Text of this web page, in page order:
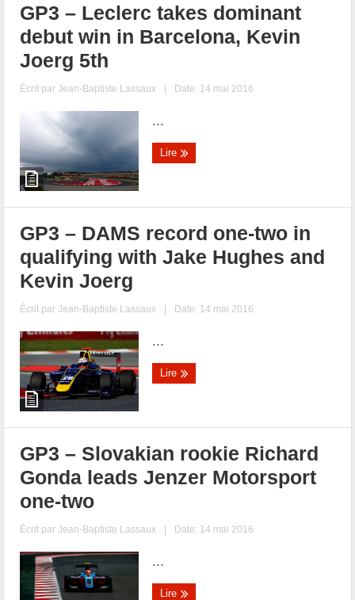
GP3 – Leclerc takes dominant
debut win in Barcelona, Kevin
Joerg 5th
Écrit parJean-Baptiste Lassaux | Date: 14 mai 2016
...
Lire
GP3 – DAMS record one-two in
qualifying with Jake Hughes and
Kevin Joerg
Écrit parJean-Baptiste Lassaux | Date: 14 mai 2016
...
Lire
GP3 – Slovakian rookie Richard
Gonda leads Jenzer Motorsport
one-two
Écrit parJean-Baptiste Lassaux | Date: 14 mai 2016
...
Lire